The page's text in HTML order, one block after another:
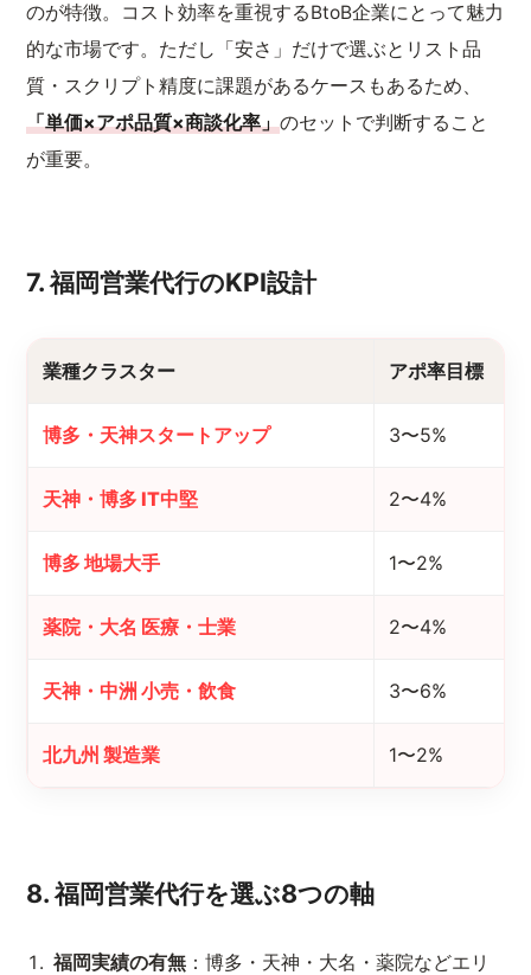
のが特徴。コスト効率を重視するBtoB企業にとって魅力
的な市場です。ただし「安さ」だけで選ぶとリスト品
質・スクリプト精度に課題があるケースもあるため、
「単価×アポ品質×商談化率」のセットで判断すること
が重要。
7. 福岡営業代行のKPI設計
業種クラスター アポ率目標
博多・天神スタートアップ 3〜5%
天神・博多 IT中堅 2〜4%
博多 地場大手 1〜2%
薬院・大名 医療・士業 2〜4%
天神・中洲 小売・飲食 3〜6%
北九州 製造業 1〜2%
8. 福岡営業代行を選ぶ8つの軸
福岡実績の有無 ：博多・天神・大名・薬院などエリ